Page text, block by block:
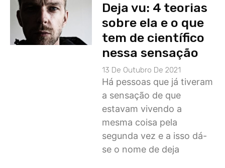
Deja vu: 4 teorias
sobre ela e o que
tem de científico
nessa sensação
13 De Outubro De 2021
Há pessoas que já tiveram
a sensação de que
estavam vivendo a
mesma coisa pela
segunda vez e a isso dá-
se o nome de deja